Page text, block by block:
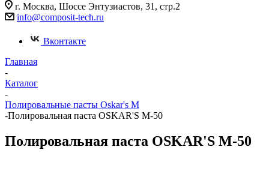
г. Москва, Шоссе Энтузиастов, 31, стр.2
info@composit-tech.ru
Вконтакте
Главная
-
Каталог
-
Полировальные пасты Oskar's M
-Полировальная паста OSKAR'S M-50
Полировальная паста OSKAR'S M-50